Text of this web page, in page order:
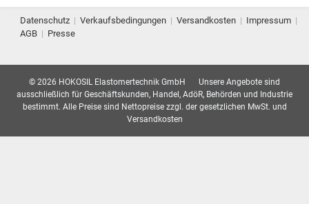
Datenschutz | Verkaufsbedingungen | Versandkosten | Impressum |
AGB | Presse
© 2026 HOKOSIL Elastomertechnik GmbH
Unsere Angebote sind
ausschließlich für Geschäftskunden, Handel, AdöR, Behörden und Industrie
bestimmt. Alle Preise sind Nettopreise zzgl. der gesetzlichen MwSt. und
Versandkosten